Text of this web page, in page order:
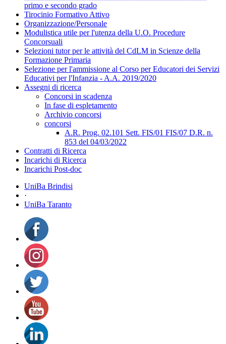
primo e secondo grado
Tirocinio Formativo Attivo
Organizzazione/Personale
Modulistica utile per l'utenza della U.O. Procedure
Concorsuali
Selezioni tutor per le attività del CdLM in Scienze della
Formazione Primaria
Selezione per l'ammissione al Corso per Educatori dei Servizi
Educativi per l'Infanzia - A.A. 2019/2020
Assegni di ricerca
Concorsi in scadenza
In fase di espletamento
Archivio concorsi
concorsi
A.R. Prog. 02.101 Sett. FIS/01 FIS/07 D.R. n.
853 del 04/03/2022
Contratti di Ricerca
Incarichi di Ricerca
Incarichi Post-doc
UniBa Brindisi
·
UniBa Taranto